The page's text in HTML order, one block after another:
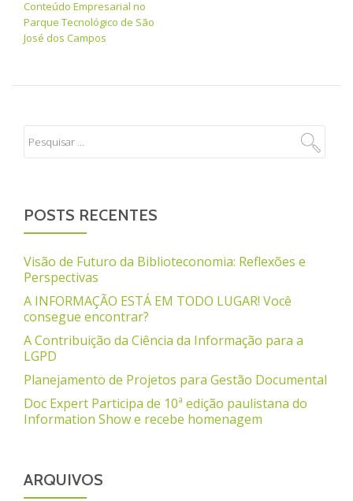
Conteúdo Empresarial no
Parque Tecnológico de São
José dos Campos
POSTS RECENTES
Visão de Futuro da Biblioteconomia: Reflexões e
Perspectivas
A INFORMAÇÃO ESTÁ EM TODO LUGAR! Você
consegue encontrar?
A Contribuição da Ciência da Informação para a
LGPD
Planejamento de Projetos para Gestão Documental
Doc Expert Participa de 10ª edição paulistana do
Information Show e recebe homenagem
ARQUIVOS